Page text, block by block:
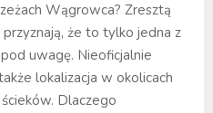
Wągrowca? Zresztą
że to tylko jedna z
uwagę. Nieoficjalnie
lokalizacja w okolicach
Dlaczego